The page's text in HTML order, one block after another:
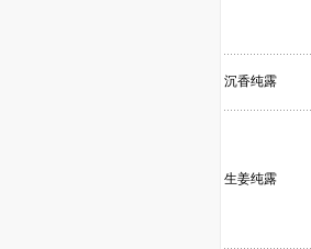
沉香纯露
生姜纯露